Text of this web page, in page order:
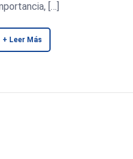
[…]
+ Leer Más